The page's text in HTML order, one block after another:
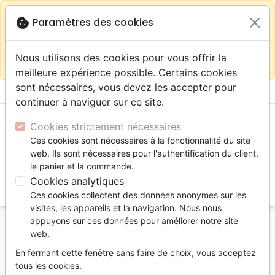
Continuer sur le site France close
warningSelon votre
localisation (États-
sur la boutique La Maison de la Bible Suisse
menu shopping_cart
Accueil Livres
Ethique, société, politique
quotidien - EBOOK
cookie Paramètres des cookies
Nous utilisons des cookies pour vous offrir la
meilleure expérience possible. Certains cookies
sont nécessaires, vous devez les accepter pour
continuer à naviguer sur ce site.
Cookies strictement nécessaires
Ces cookies sont nécessaires à la fonctionnalité du site
web. Ils sont nécessaires pour l'authentification du client,
le panier et la commande.
Cookies analytiques
Ces cookies collectent des données anonymes sur les
visites, les appareils et la navigation. Nous nous
appuyons sur ces données pour améliorer notre site
web.
En fermant cette fenêtre sans faire de choix, vous acceptez
tous les cookies.